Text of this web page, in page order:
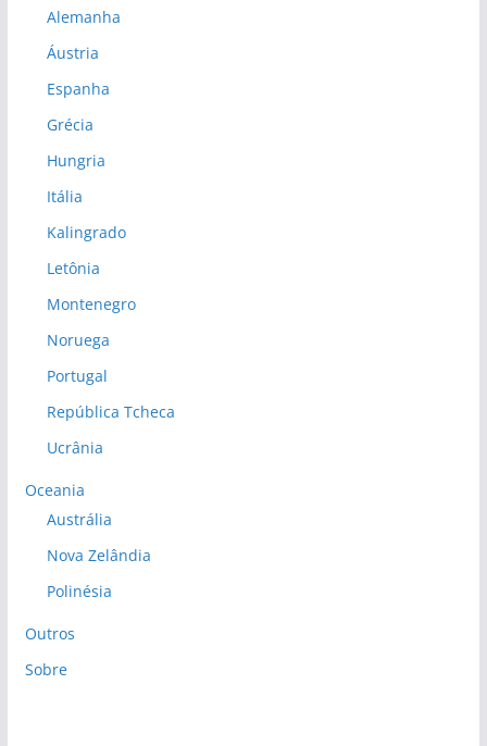
Alemanha
Áustria
Espanha
Grécia
Hungria
Itália
Kalingrado
Letônia
Montenegro
Noruega
Portugal
República Tcheca
Ucrânia
Oceania
Austrália
Nova Zelândia
Polinésia
Outros
Sobre